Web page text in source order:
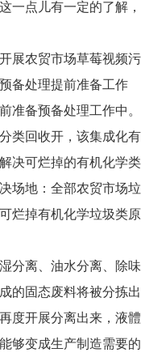
一点儿有一定的了解，
展农贸市场草莓视频污
备处理提前准备工作
准备预备处理工作中。
类回收开，该集成化有
决可烂掉的有机化学类
场地：全部农贸市场垃
烂掉有机化学垃圾类原
分离、油水分离、除味
的固态废料将被分拣出
度开展分离出来，液體
够变成生产制造需要的